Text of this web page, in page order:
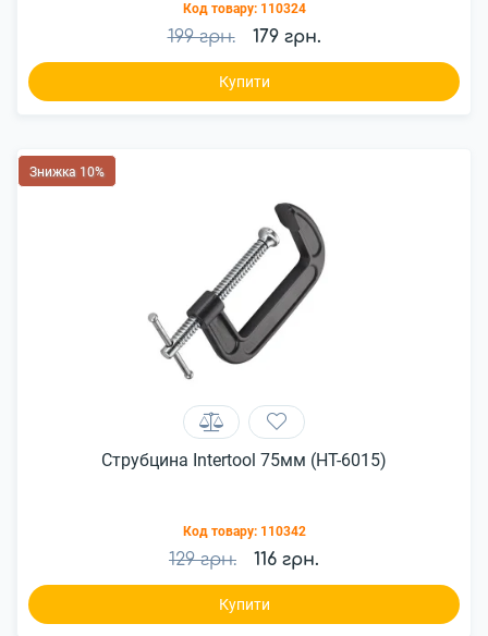
Код товару: 110324
199 грн. 179 грн.
Купити
Знижка 10%
Струбцина Intertool 75мм (HT-6015)
Код товару: 110342
129 грн. 116 грн.
Купити